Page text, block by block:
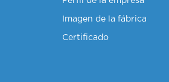
Imagen de la fábrica
Certificado